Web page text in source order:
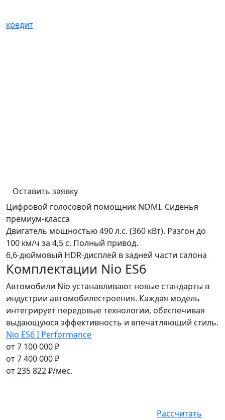
кредит
Оставить заявку
Цифровой голосовой помощник NOMI. Сиденья
премиум-класса
Двигатель мощностью 490 л.с. (360 кВт). Разгон до
100 км/ч за 4,5 с. Полный привод.
6,6-дюймовый HDR-дисплей в задней части салона
Комплектации Nio ES6
Автомобили Nio устанавливают новые стандарты в
индустрии автомобилестроения. Каждая модель
интегрирует передовые технологии, обеспечивая
выдающуюся эффективность и впечатляющий стиль.
Nio ES6 I Performance
от 7 100 000 ₽
от 7 400 000 ₽
от235 822₽/мес.
Рассчитать